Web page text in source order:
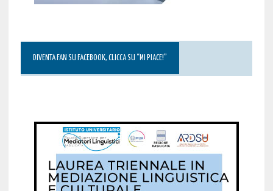
DIVENTA FAN SU FACEBOOK, CLICCA SU “MI PIACE!”